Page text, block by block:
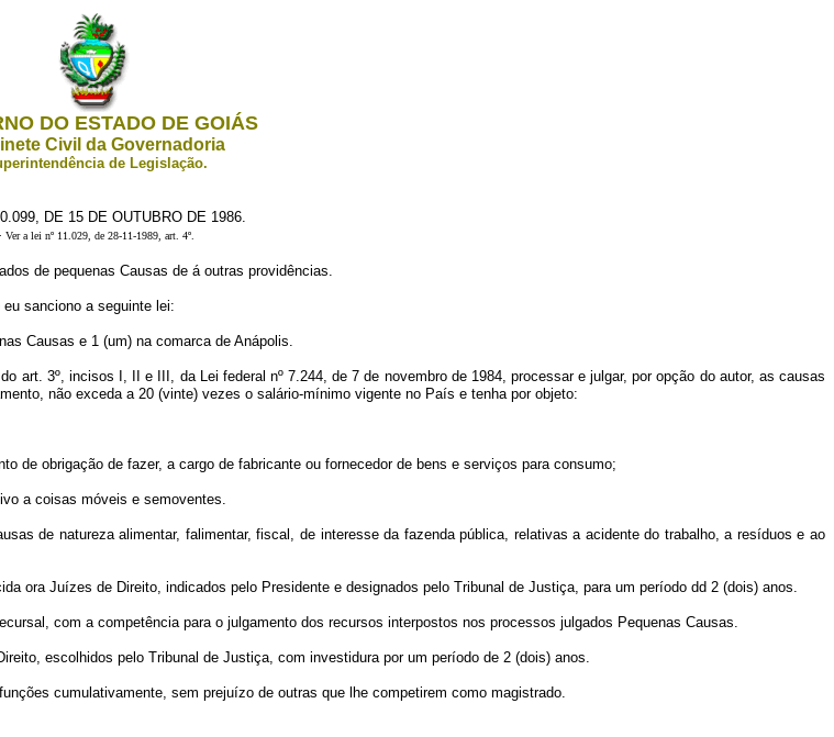
DO ESTADO DE GOIÁS
Civil da Governadoria
de Legislação.
DE 15 DE OUTUBRO DE 1986.
Ver a lei nº 11.029, de 28-11-1989, art. 4º
de pequenas Causas de á outras providências.
sanciono a seguinte lei:
Causas e 1 (um) na comarca de Anápolis.
art. 3º, incisos I, II e III, da Lei federal nº 7.244, de 7 de novembro de 1984, processar e julgar, por opção do autor, as causas
não exceda a 20 (vinte) vezes o salário-mínimo vigente no País e tenha por objeto:
de obrigação de fazer, a cargo de fabricante ou fornecedor de bens e serviços para consumo;
a coisas móveis e semoventes.
de natureza alimentar, falimentar, fiscal, de interesse da fazenda pública, relativas a acidente do trabalho, a resíduos e ao
ora Juízes de Direito, indicados pelo Presidente e designados pelo Tribunal de Justiça, para um período dd 2 (dois) anos.
com a competência para o julgamento dos recursos interpostos nos processos julgados Pequenas Causas.
escolhidos pelo Tribunal de Justiça, com investidura por um período de 2 (dois) anos.
cumulativamente, sem prejuízo de outras que lhe competirem como magistrado.